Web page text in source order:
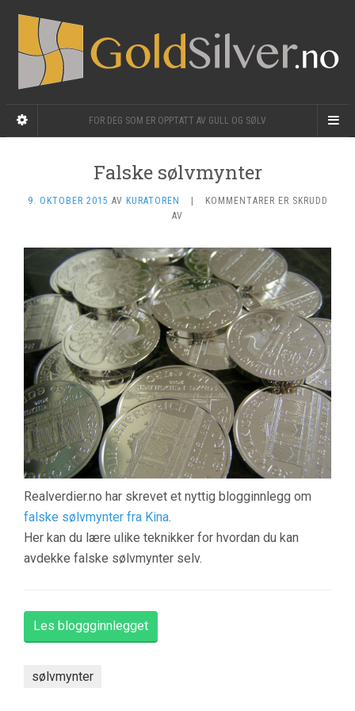
FOR DEG SOM ER OPPTATT AV GULL OG SØLV
Falske sølvmynter
9. OKTOBER 2015 AV KURATOREN
KOMMENTARER ER SKRUDD
AV
SØLVMYNTER
Realverdier.no har skrevet et nyttig blogginnlegg om
falske sølvmynter fra Kina.
Her kan du lære ulike teknikker for hvordan du kan
avdekke falske sølvmynter selv.
Les bloggginnlegget
sølvmynter